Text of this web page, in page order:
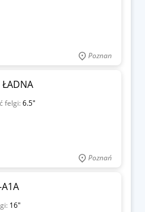
Poznan
felgi:6.5"
Poznań
16"